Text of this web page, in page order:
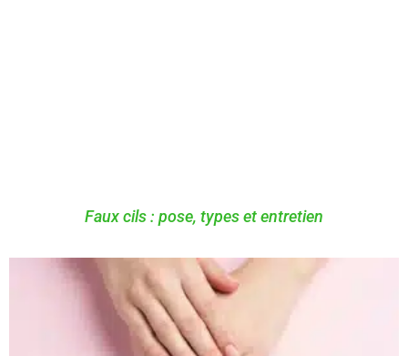
Faux cils : pose, types et entretien